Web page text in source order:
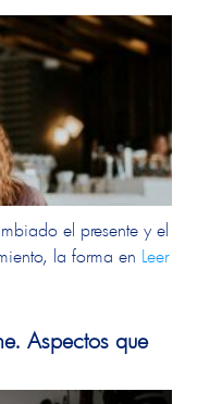
el presente y el
la forma en Leer
Aspectos que